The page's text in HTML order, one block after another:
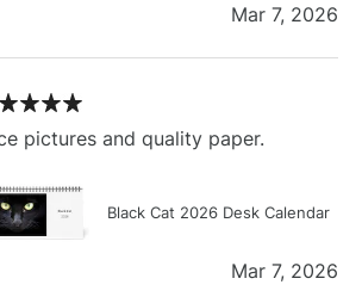
Mar 7, 2026
pictures and quality paper.
Black Cat 2026 Desk Calendar
Mar 7, 2026